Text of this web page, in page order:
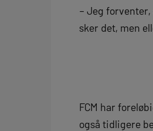
– Jeg
sker det, men
FCM har
også tidligere